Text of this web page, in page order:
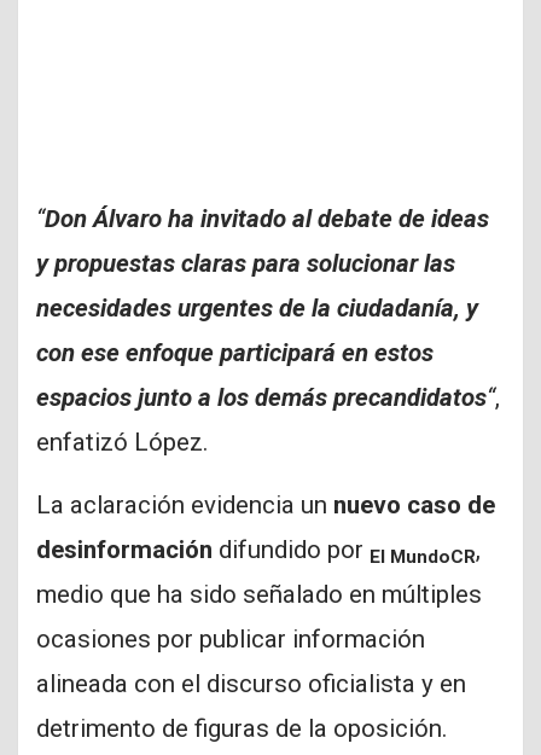
“Don Álvaro ha invitado al debate de ideas
y propuestas claras para solucionar las
necesidades urgentes de la ciudadanía, y
con ese enfoque participará en estos
espacios junto a los demás precandidatos“,
enfatizó López.
La aclaración evidencia un nuevo caso de
desinformación difundido por El MundoCR,
medio que ha sido señalado en múltiples
ocasiones por publicar información
alineada con el discurso oficialista y en
detrimento de figuras de la oposición.